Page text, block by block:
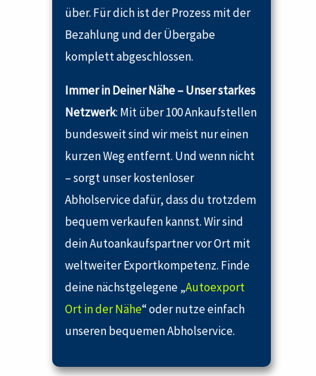
über. Für dich ist der Prozess mit der
Bezahlung und der Übergabe
komplett abgeschlossen.
Immer in Deiner Nähe – Unser starkes
Netzwerk: Mit über 100 Ankaufstellen
bundesweit sind wir meist nur einen
kurzen Weg entfernt. Und wenn nicht
– sorgt unser kostenloser
Abholservice dafür, dass du trotzdem
bequem verkaufen kannst. Wir sind
dein Autoankaufspartner vor Ort mit
weltweiter Exportkompetenz. Finde
deine nächstgelegene „Autoexport
Ort in der Nähe“ oder nutze einfach
unseren bequemen Abholservice.